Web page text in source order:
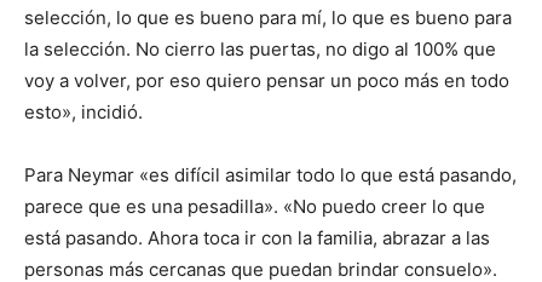
selección, lo que es bueno para mí, lo que es bueno para
la selección. No cierro las puertas, no digo al 100% que
voy a volver, por eso quiero pensar un poco más en todo
esto», incidió.
Para Neymar «es difícil asimilar todo lo que está pasando,
parece que es una pesadilla». «No puedo creer lo que
está pasando. Ahora toca ir con la familia, abrazar a las
personas más cercanas que puedan brindar consuelo».